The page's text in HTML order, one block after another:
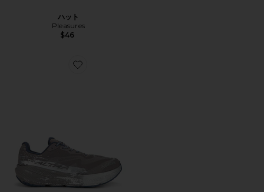
ハット
Pleasures
$46
Favorite RUNNING EXPERIENCE スニーカー